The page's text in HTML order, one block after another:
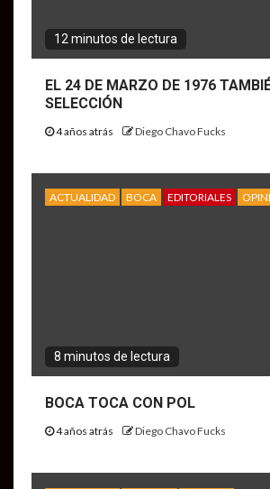
12 minutos de lectura
EL 24 DE MARZO DE 1976
SELECCIÓN
4 años atrás Diego Chavo Fucks
ACTUALIDAD BOCA EDITORIALES
8 minutos de lectura
BOCA TOCA CON POL
4 años atrás Diego Chavo Fucks